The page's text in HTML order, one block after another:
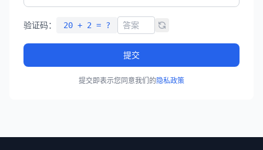
验证码： 20 + 2 = ?
提交
提交即表示您同意我们的隐私政策